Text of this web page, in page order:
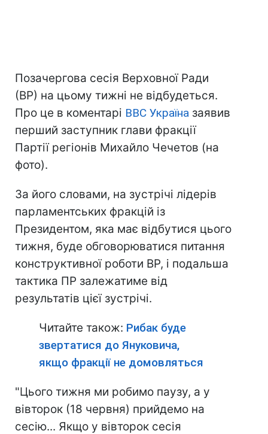
Позачергова сесія Верховної Ради
(ВР) на цьому тижні не відбудеться.
Про це в коментарі ВВС Україна заявив
перший заступник глави фракції
Партії регіонів Михайло Чечетов (на
фото).
За його словами, на зустрічі лідерів
парламентських фракцій із
Президентом, яка має відбутися цього
тижня, буде обговорюватися питання
конструктивної роботи ВР, і подальша
тактика ПР залежатиме від
результатів цієї зустрічі.
Читайте також: Рибак буде
звертатися до Януковича,
якщо фракції не домовляться
"Цього тижня ми робимо паузу, а у
вівторок (18 червня) прийдемо на
сесію... Якщо у вівторок сесія